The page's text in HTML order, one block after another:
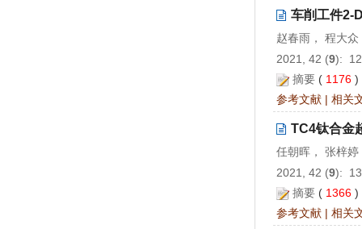
车削工件2-
赵春雨， 程大
2021, 42 (9):
摘要 ( 1176
参考文献 | 相关
TC4钛合金
任朝晖， 张梓
2021, 42 (9):
摘要 ( 1366
参考文献 | 相关